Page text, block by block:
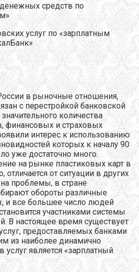
средств по
услуг по «зарплатным
в рыночные отношения,
с перестройкой банковской
количества
финансовых и страховых
интерес к использованию
которых к началу 90
уже достаточно много.
на рынке пластиковых карт в
отличается от ситуации в других
проблемы, в стране
обороты различные
и все большее число людей
участниками системы
В настоящее время существует
предоставляемых банками
из наиболее динамично
является «зарплатный